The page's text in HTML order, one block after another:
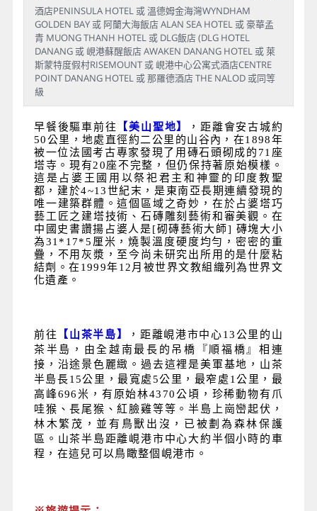
酒店PENINSULA HOTEL 或 溫德姆金海灣WYNDHAM
GOLDEN BAY 或 阿蘭大海飯店 ALAN SEA HOTEL 或 豪華孟
青 MUONG THANH HOTEL 或 DLG飯店 (DLG HOTEL
DANANG 或 峴港蘇醒飯店 AWAKEN DANANG HOTEL 或 萊
斯蒙特度假村RISEMOUNT 或 峴港中心公寓式酒店CENTRE
POINT DANANG HOTEL 或 那羅德酒店 THE NALOD 或同等
級
早餐後驅車前往 【美山聖地】
，距離會安古城約
50公里，地處直徑約二公里的山谷內，在1898年
被一位法國考古專家發現了用磚石頭砌成的71座
塔寺。現有20座不完整，但仍保持著原始模樣。
這是占婆王國用以祭祀君主和神靈的印度教聖
都，建於4~13世紀末，是東南亞長期連續發現的
唯一建築群體。這個區域之奇妙，在於占婆塔巧
藝工匠之建塔技術、石磚雕刻藝術和審美觀。在
中國史書讚揚占婆人是[砌磚藝術大師] 磚塊大小
為31*17*5厘米，燒製溫度硬度均勻，密密的重
疊，不用灰漿，至今尚未研究出所用的是什麼粘
結劑。在1999年12月被世界文教組織列為世界文
化遺產。
前往 【山茶半島】
，距離峴港市中心13公里的山
茶半島，由全越南最長的吊橋『順福橋』相連
接，沿途景色麗緻。過去這裡是美軍基地，山茶
半島長15公里，最寬處5公里，最窄處1公里，最
高峰696米，有原始林4370公頃，珍稀動物有爪
哇猴、長尾猴、紅臉雞等等。半島上崗巒起伏，
林木繁茂，並有鳥獸出沒，已被劃為森林保護
區。山茶半島距離峴港市中心大約半個小時的車
程，在這兒可以鳥瞰整個峴港市。